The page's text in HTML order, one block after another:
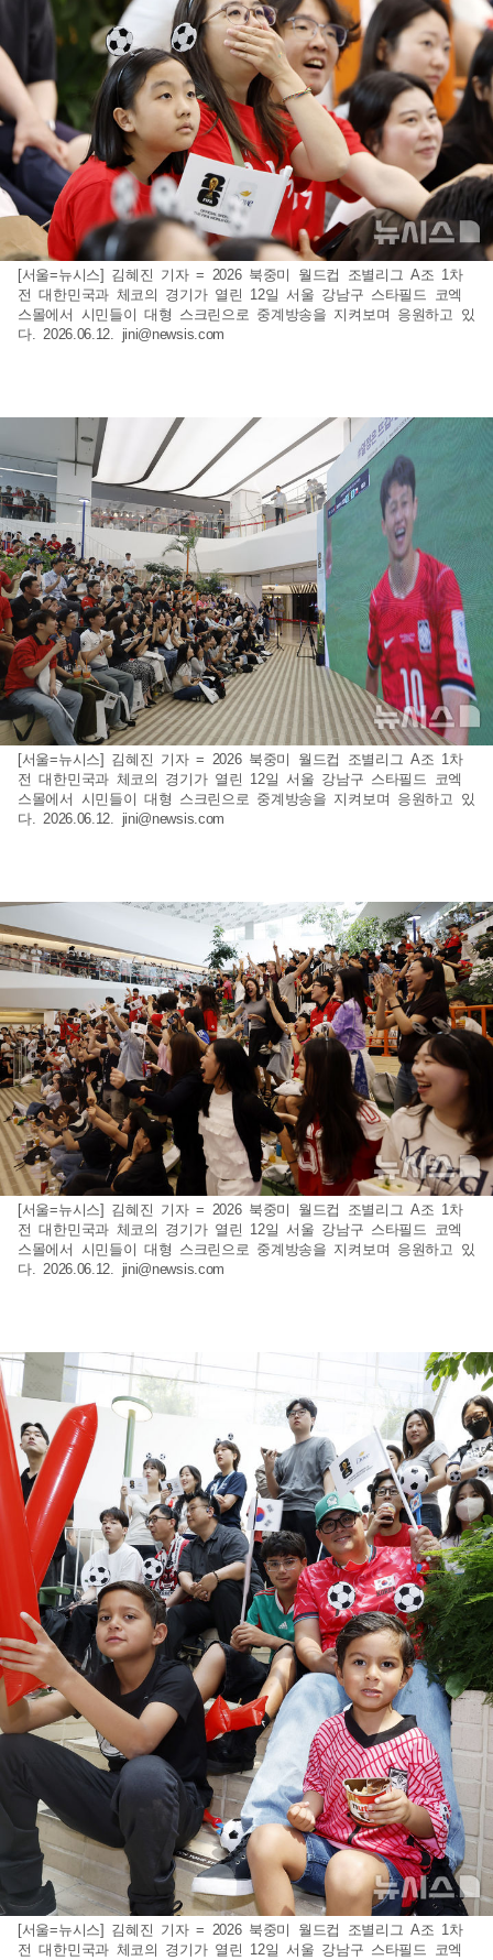
[서울=뉴시스] 김혜진 기자 = 2026 북중미 월드컵 조별리그 A조 1차
전 대한민국과 체코의 경기가 열린 12일 서울 강남구 스타필드 코엑
스몰에서 시민들이 대형 스크린으로 중계방송을 지켜보며 응원하고 있
다. 2026.06.12. jini@newsis.com
[서울=뉴시스] 김혜진 기자 = 2026 북중미 월드컵 조별리그 A조 1차
전 대한민국과 체코의 경기가 열린 12일 서울 강남구 스타필드 코엑
스몰에서 시민들이 대형 스크린으로 중계방송을 지켜보며 응원하고 있
다. 2026.06.12. jini@newsis.com
[서울=뉴시스] 김혜진 기자 = 2026 북중미 월드컵 조별리그 A조 1차
전 대한민국과 체코의 경기가 열린 12일 서울 강남구 스타필드 코엑
스몰에서 시민들이 대형 스크린으로 중계방송을 지켜보며 응원하고 있
다. 2026.06.12. jini@newsis.com
[서울=뉴시스] 김혜진 기자 = 2026 북중미 월드컵 조별리그 A조 1차
전 대한민국과 체코의 경기가 열린 12일 서울 강남구 스타필드 코엑